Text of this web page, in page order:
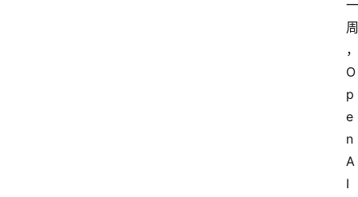
一
周
，
O
p
e
n
A
I